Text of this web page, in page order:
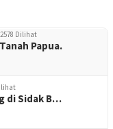
Dilihat
Papua.
di Sidak B…